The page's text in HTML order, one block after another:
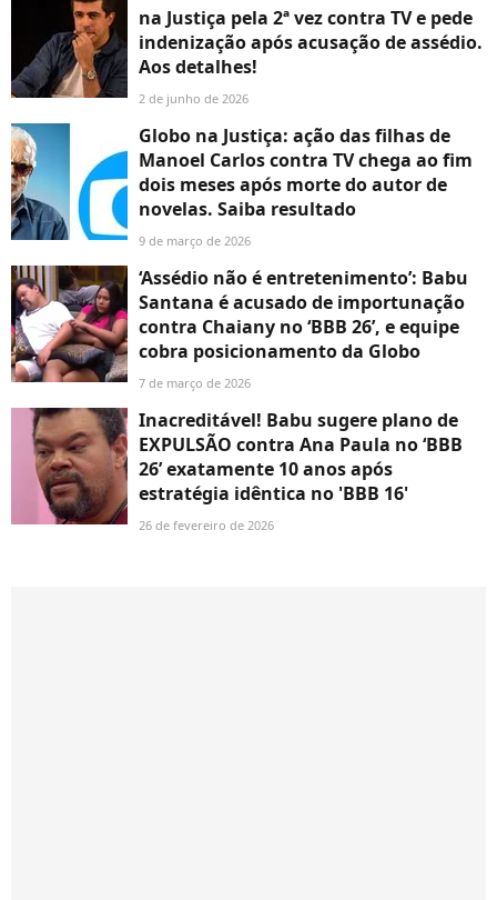
na Justiça pela 2ª vez contra TV e pede
indenização após acusação de assédio.
Aos detalhes!
2 de junho de 2026
Globo na Justiça: ação das filhas de
Manoel Carlos contra TV chega ao fim
dois meses após morte do autor de
novelas. Saiba resultado
9 de março de 2026
‘Assédio não é entretenimento’: Babu
Santana é acusado de importunação
contra Chaiany no ‘BBB 26’, e equipe
cobra posicionamento da Globo
7 de março de 2026
Inacreditável! Babu sugere plano de
EXPULSÃO contra Ana Paula no ‘BBB
26’ exatamente 10 anos após
estratégia idêntica no 'BBB 16'
26 de fevereiro de 2026